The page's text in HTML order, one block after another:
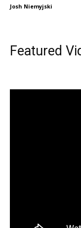
Josh Niemyjski
Featured